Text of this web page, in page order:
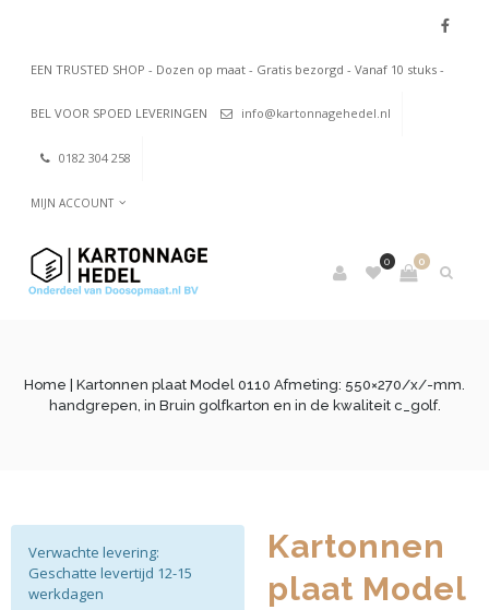
EEN TRUSTED SHOP - Dozen op maat - Gratis bezorgd - Vanaf 10 stuks -
BEL VOOR SPOED LEVERINGEN info@kartonnagehedel.nl
0182 304 258
MIJN ACCOUNT
0
0
Home | Kartonnen plaat Model 0110 Afmeting: 550×270/x/-mm.
handgrepen, in Bruin golfkarton en in de kwaliteit c_golf.
Kartonnen
plaat Model
Verwachte levering:
Geschatte levertijd 12-15
werkdagen